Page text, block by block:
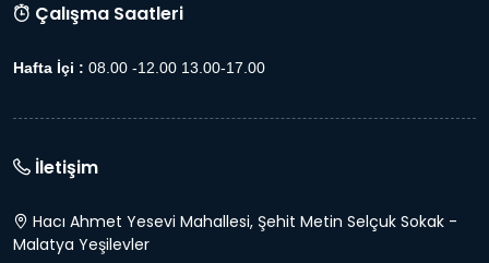
Çalışma Saatleri
Hafta İçi : 08.00 -12.00 13.00-17.00
İletişim
Hacı Ahmet Yesevi Mahallesi, Şehit Metin Selçuk Sokak -
Malatya Yeşilevler